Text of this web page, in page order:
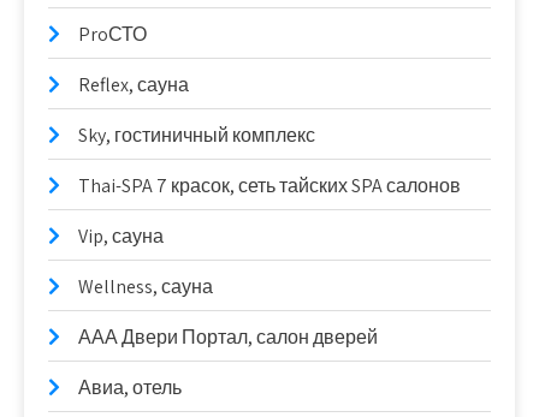
ProСТО
Reflex, сауна
Sky, гостиничный комплекс
Thai-SPA 7 красок, сеть тайских SPA салонов
Vip, сауна
Wellness, сауна
ААА Двери Портал, салон дверей
Авиа, отель